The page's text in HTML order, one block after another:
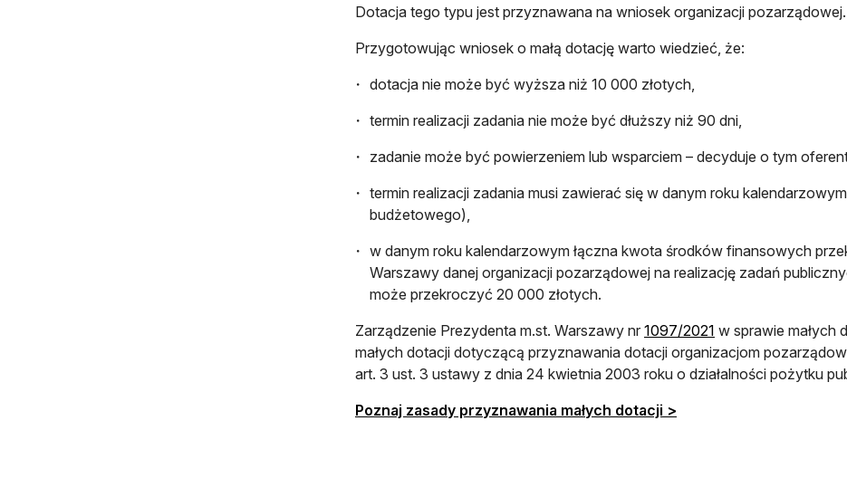
Dotacja tego typu jest przyznawana na wniosek organizacji pozarządowej.
Przygotowując wniosek o małą dotację warto wiedzieć, że:
dotacja nie może być wyższa niż 10 000 złotych,
termin realizacji zadania nie może być dłuższy niż 90 dni,
zadanie może być powierzeniem lub wsparciem – decyduje o tym
termin realizacji zadania musi zawierać się w danym roku
budżetowego),
w danym roku kalendarzowym łączna kwota środków finansowych
Warszawy danej organizacji pozarządowej na realizację zadań
może przekroczyć 20 000 złotych.
Zarządzenie Prezydenta m.st. Warszawy nr 1097/2021 otwiera się w nowej
w sprawie małych
małych dotacji dotyczącą przyznawania dotacji organizacjom
art. 3 ust. 3 ustawy z dnia 24 kwietnia 2003 roku o działalności pożytku
Poznaj zasady przyznawania małych dotacji >